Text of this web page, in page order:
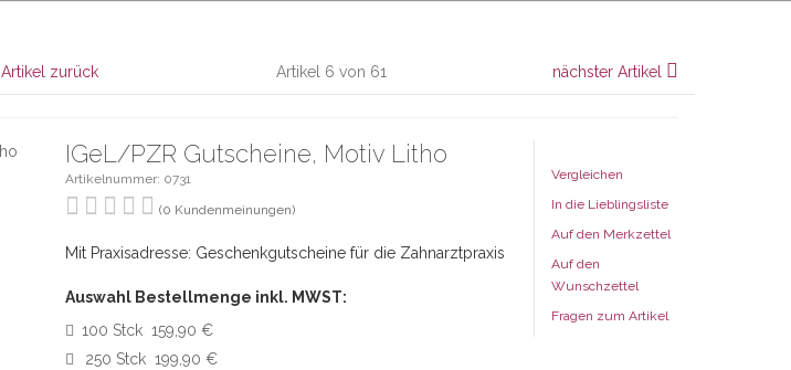
Artikel zurück Artikel 6 von 61 nächster Artikel
IGeL/PZR Gutscheine, Motiv Litho
Artikelnummer: 0731
(0 Kundenmeinungen)
Mit Praxisadresse: Geschenkgutscheine für die Zahnarztpraxis
Auswahl Bestellmenge inkl. MWST:
100 Stck 159,90 €
250 Stck 199,90 €
Vergleichen
In die Lieblingsliste
Auf den Merkzettel
Auf den
Wunschzettel
Fragen zum Artikel